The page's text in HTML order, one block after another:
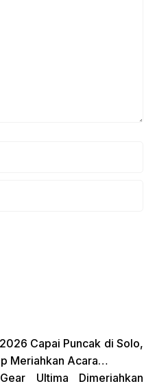
Capai Puncak di Solo,
Meriahkan Acara…
Ultima Dimeriahkan